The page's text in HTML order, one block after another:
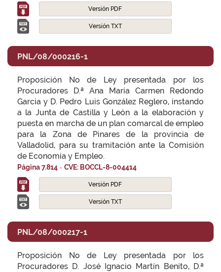
Versión PDF
Versión TXT
PNL/08/000216-1
Proposición No de Ley presentada por los
Procuradores D.ª Ana María Carmen Redondo
García y D. Pedro Luis González Reglero, instando
a la Junta de Castilla y León a la elaboración y
puesta en marcha de un plan comarcal de empleo
para la Zona de Pinares de la provincia de
Valladolid, para su tramitación ante la Comisión
de Economía y Empleo.
Página 7.814 - CVE: BOCCL-8-004414
Versión PDF
Versión TXT
PNL/08/000217-1
Proposición No de Ley presentada por los
Procuradores D. José Ignacio Martín Benito, D.ª